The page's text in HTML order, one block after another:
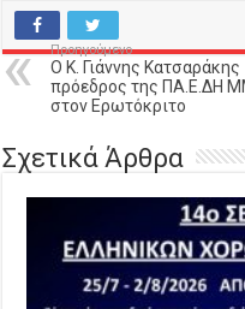
Προηγούμενο
Ο Κ. Γιάννης Κατσαράκης
πρόεδρος της ΠΑ.Ε.ΔΗ
στον Ερωτόκριτο
Σχετικά Άρθρα